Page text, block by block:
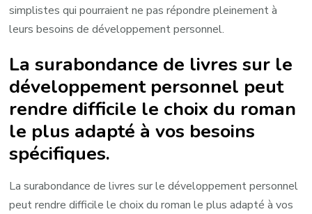
simplistes qui pourraient ne pas répondre pleinement à
leurs besoins de développement personnel.
La surabondance de livres sur le
développement personnel peut
rendre difficile le choix du roman
le plus adapté à vos besoins
spécifiques.
La surabondance de livres sur le développement personnel
peut rendre difficile le choix du roman le plus adapté à vos